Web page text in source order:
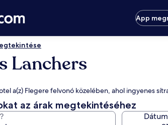
App
Lanchers
a(z) Flegere felvonó közelében, ahol ingyenes
az árak megtekintéséhez